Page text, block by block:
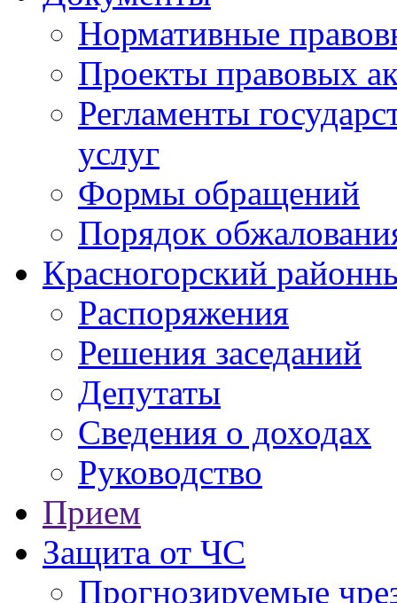
Нормативные
Проекты правовых
Регламенты
услуг
Формы обращений
Порядок
Красногорский
Распоряжения
Решения заседаний
Депутаты
Сведения о доходах
Руководство
Прием
Защита от ЧС
Прогнозируемые